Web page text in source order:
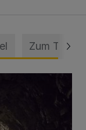
Zum Thema